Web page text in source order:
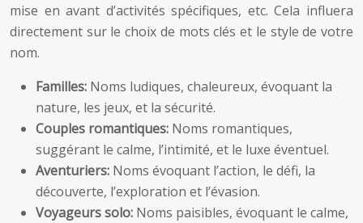
mise en avant d’activités spécifiques, etc. Cela influera
directement sur le choix de mots clés et le style de votre
nom.
Familles: Noms ludiques, chaleureux, évoquant la
nature, les jeux, et la sécurité.
Couples romantiques: Noms romantiques,
suggérant le calme, l’intimité, et le luxe éventuel.
Aventuriers: Noms évoquant l’action, le défi, la
découverte, l’exploration et l’évasion.
Voyageurs solo: Noms paisibles, évoquant le calme,